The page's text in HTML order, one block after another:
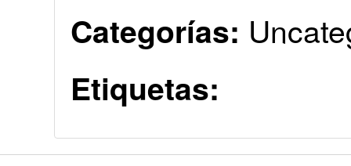
Categorías:
Etiquetas: